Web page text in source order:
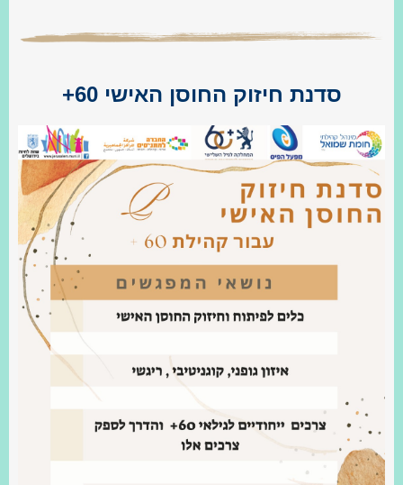
סדנת חיזוק החוסן האישי 60+